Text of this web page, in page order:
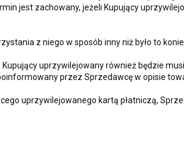
jest zachowany, jeżeli Kupujący
z niego w sposób inny niż było to
uprzywilejowany również będzie
przez Sprzedawcę w opisie
uprzywilejowanego kartą płatniczą,